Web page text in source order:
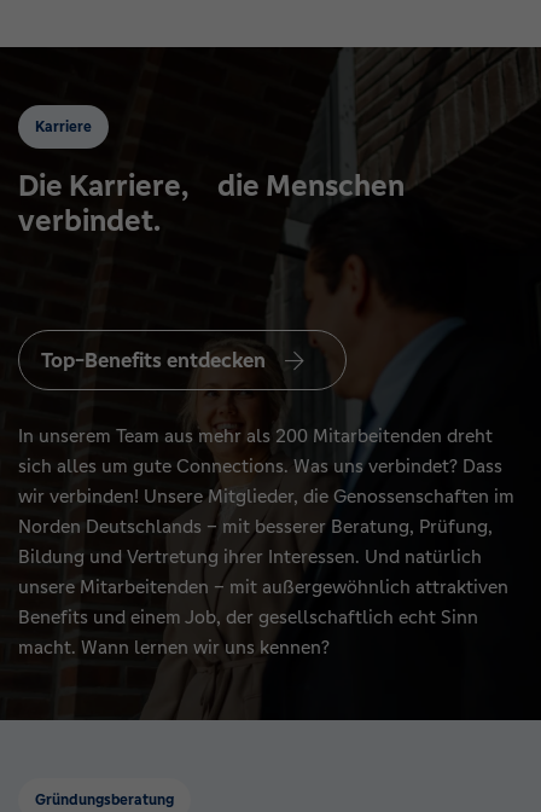
Karriere
Die Karriere, die Menschen
verbindet.
Top-Benefits entdecken
In unserem Team aus mehr als 200 Mitarbeitenden dreht
sich alles um gute Connections. Was uns verbindet? Dass
wir verbinden! Unsere Mitglieder, die Genossenschaften im
Norden Deutschlands – mit besserer Beratung, Prüfung,
Bildung und Vertretung ihrer Interessen. Und natürlich
unsere Mitarbeitenden – mit außergewöhnlich attraktiven
Benefits und einem Job, der gesellschaftlich echt Sinn
macht. Wann lernen wir uns kennen?
Gründungsberatung